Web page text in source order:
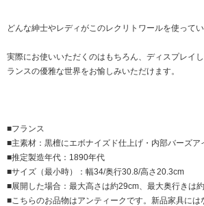
どんな紳士やレディがこのレクリトワールを使ってい
実際にお使いいただくのはもちろん、ディスプレイ
ランスの優雅な世界をお愉しみいただけます。
■フランス
■主素材：黒檀にエボナイズド仕上げ・内部バーズア
■推定製造年代：1890年代
■サイズ（最小時）：幅34/奥行30.8/高さ20.3cm
■展開した場合：最大高さは約29cm、最大奥行きは
■こちらのお品物はアンティークです。新品家具に